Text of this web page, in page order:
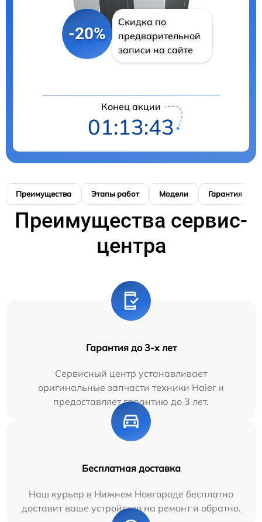
-20%
Скидка по
предварительной
записи на сайте
Конец акции
01:13:42
Преимущества Этапы работ Модели Гарантия
Преимущества сервис-
центра
Гарантия до 3-х лет
Сервисный центр устанавливает
оригинальные запчасти техники Haier и
предоставляет гарантию до 3 лет.
Бесплатная доставка
Наш курьер в Нижнем Новгороде бесплатно
доставит ваше устройство на ремонт и обратно.